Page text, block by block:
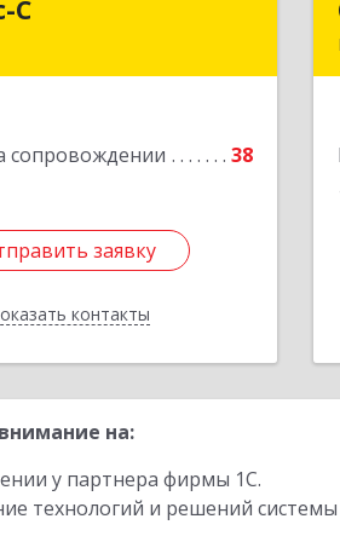
С
сопровождении 38
заявку
контакты
заявку
Назад
на:
у партнера фирмы 1С.
технологий и решений